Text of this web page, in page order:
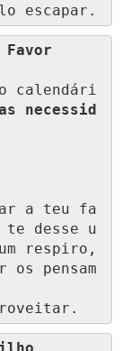
escapar.
Favor
o calendári
necessid
a teu fa
te desse u
respiro,
os pensam